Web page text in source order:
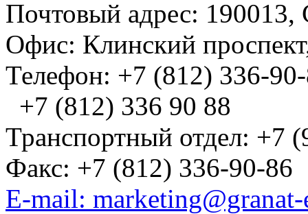
Почтовый адрес: 190013,
Офис: Клинский
Телефон: +7 (812) 336-
+7 (812) 336 90 88
Транспортный отдел: +7
Факс: +7 (812) 336-90-86
E-mail: